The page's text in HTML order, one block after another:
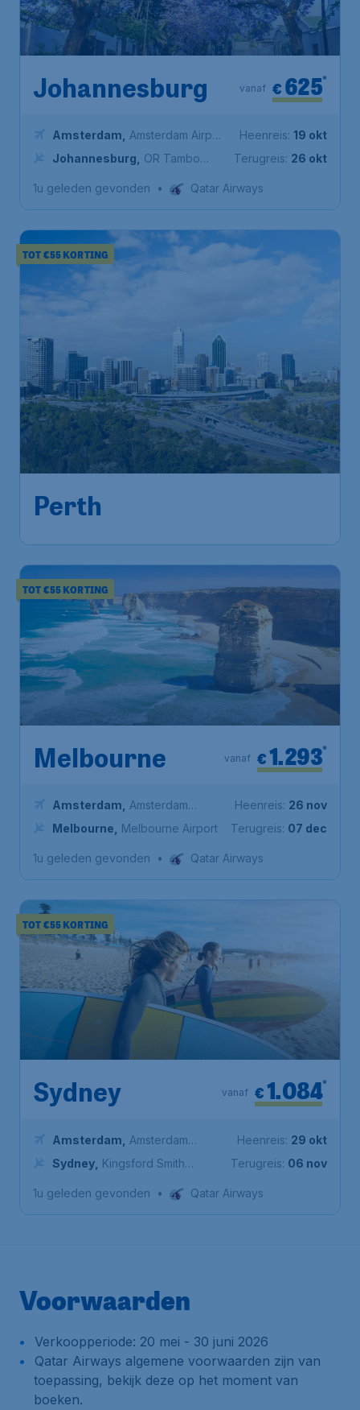
Johannesburg € 625*
vanaf
Amsterdam
Amsterdam Airport
Schiphol
Johannesburg
OR Tambo
Heenreis: 19 okt
Terugreis: 26 okt
1u geleden gevonden • Qatar Airways
TOT €55 KORTING
Perth €1.434*
vanaf
Amsterdam ,
Amsterdam Airport
Perth Airport
Heenreis:
18 aug
TOT €55 KORTING
Melbourne €1.293*
vanaf
Amsterdam
Amsterdam
Airport Schiphol
Melbourne Melbourne Airport
Heenreis: 26 nov
Terugreis: 07 dec
1u geleden gevonden • Qatar Airways
TOT €55 KORTING
Sydney €1.084*
vanaf
Amsterdam
Amsterdam
Airport Schiphol
Sydney Kingsford Smith
Heenreis: 29 okt
Terugreis: 06 nov
1u geleden gevonden • Qatar Airways
Voorwaarden
Verkoopperiode: 20 mei - 30 juni 2026
Qatar Airways algemene voorwaarden zijn van
toepassing, bekijk deze op het moment van
boeken.